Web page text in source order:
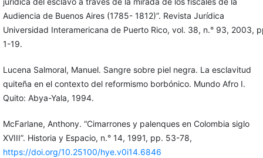
Audiencia de Buenos Aires (1785- 1812)”. Revista Jurídica
Universidad Interamericana de Puerto Rico, vol. 38, n.° 93, 2003,
1-19.
Lucena Salmoral, Manuel. Sangre sobre piel negra. La esclavitud
quiteña en el contexto del reformismo borbónico. Mundo Afro I.
Quito: Abya-Yala, 1994.
McFarlane, Anthony. “Cimarrones y palenques en Colombia siglo
XVIII”. Historia y Espacio, n.° 14, 1991, pp. 53-78,
https://doi.org/10.25100/hye.v0i14.6846